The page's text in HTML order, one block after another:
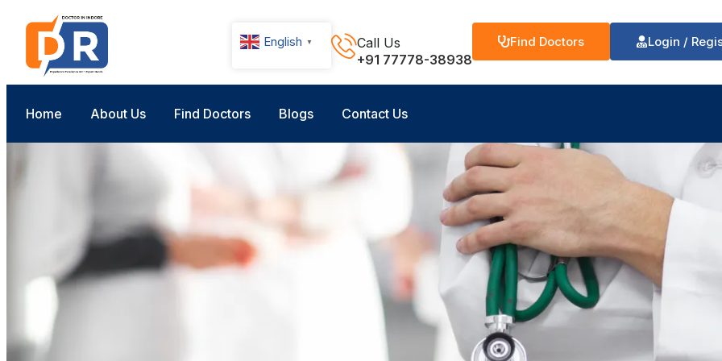
English ▼
Call Us
+91 77778-38938
Find Doctors Login /
Home About Us Find Doctors Blogs Contact Us